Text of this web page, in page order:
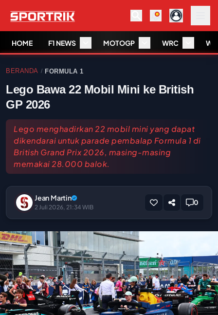
HOME F1 NEWS MOTOGP WRC
BERANDA / FORMULA 1
Lego Bawa 22 Mobil Mini ke British
GP 2026
Lego menghadirkan 22 mobil mini yang dapat
dikendarai untuk parade pembalap Formula 1 di
British Grand Prix 2026, masing-masing
memakai 28.000 balok.
Jean Martin
2 Juli 2026, 21:34 WIB
0